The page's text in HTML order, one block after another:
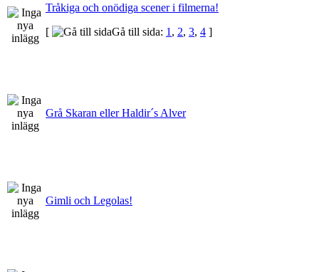
Tråkiga och onödiga scener i filmerna!
[
Gå till sida: 1 , 2, 3, 4 ]
Grå Skaran eller Haldir´s Alver
Gimli och Legolas!